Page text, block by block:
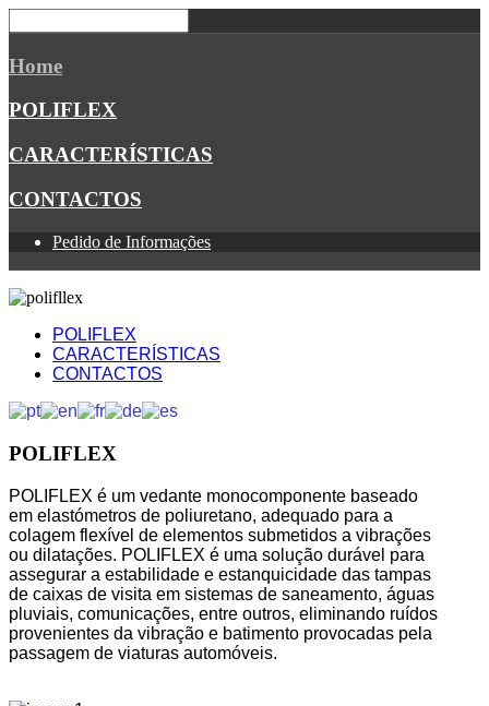
Home
POLIFLEX
CARACTERÍSTICAS
CONTACTOS
Pedido de Informações
POLIFLEX
CARACTERÍSTICAS
CONTACTOS
POLIFLEX
POLIFLEX é um vedante monocomponente baseado
em elastómetros de poliuretano, adequado para a
colagem flexível de elementos submetidos a vibrações
ou dilatações. POLIFLEX é uma solução durável para
assegurar a estabilidade e estanquicidade das tampas
de caixas de visita em sistemas de saneamento, águas
pluviais, comunicações, entre outros, eliminando ruídos
provenientes da vibração e batimento provocadas pela
passagem de viaturas automóveis.